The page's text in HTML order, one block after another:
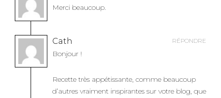
Merci beaucoup.
Cath RÉPONDRE
Bonjour !
Recette très appétissante, comme beaucoup
d’autres vraiment inspirantes sur votre blog, que